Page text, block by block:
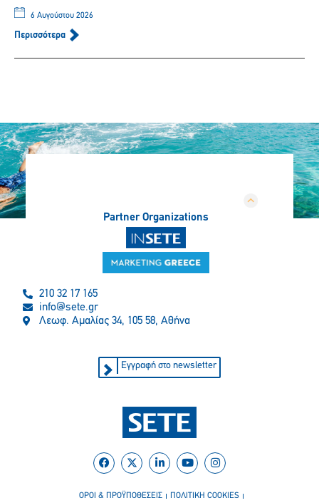
6 Αυγούστου 2026
Περισσότερα
Partner Organizations
210 32 17 165
info@sete.gr
Λεωφ. Αμαλίας 34, 105 58, Αθήνα
Εγγραφή στο newsletter
ΟΡΟΙ & ΠΡΟΫΠΟΘΕΣΕΙΣ ΠΟΛΙΤΙΚΗ COOKIES